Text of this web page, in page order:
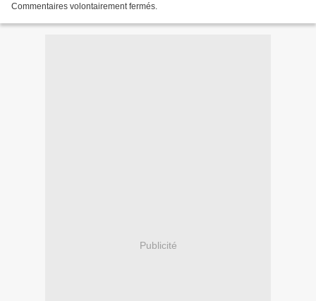
Commentaires volontairement fermés.
Publicité